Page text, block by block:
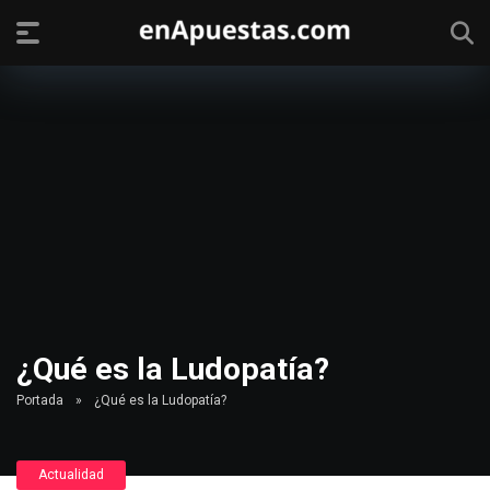
¿Qué es la Ludopatía?
Portada » ¿Qué es la Ludopatía?
Actualidad